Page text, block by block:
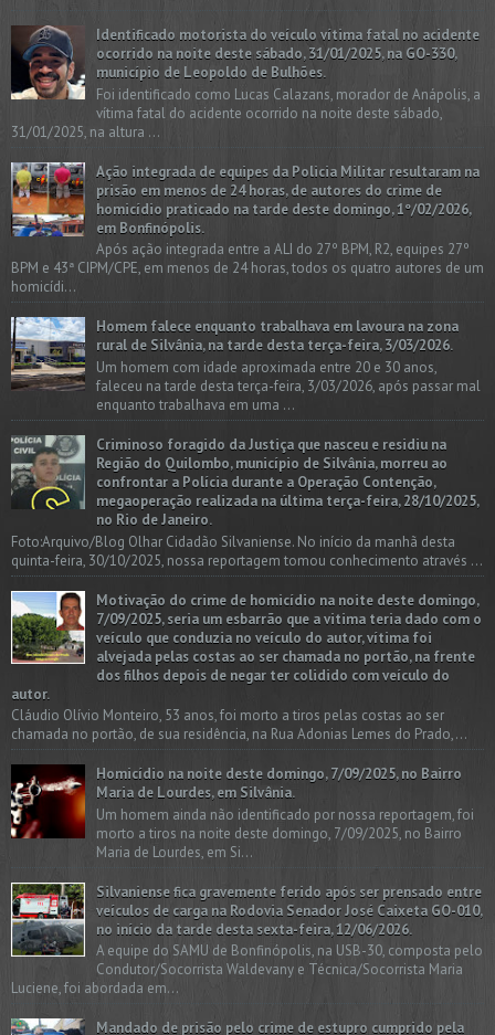
Identificado motorista do veículo vítima fatal no acidente
ocorrido na noite deste sábado, 31/01/2025, na GO-330,
município de Leopoldo de Bulhões.
Foi identificado como Lucas Calazans, morador de Anápolis, a
vítima fatal do acidente ocorrido na noite deste sábado,
31/01/2025, na altura ...
Ação integrada de equipes da Policia Militar resultaram na
prisão em menos de 24 horas, de autores do crime de
homicídio praticado na tarde deste domingo, 1º/02/2026,
em Bonfinópolis.
Após ação integrada entre a ALI do 27º BPM, R2, equipes 27º
BPM e 43ª CIPM/CPE, em menos de 24 horas, todos os quatro autores de um
homicídi...
Homem falece enquanto trabalhava em lavoura na zona
rural de Silvânia, na tarde desta terça-feira, 3/03/2026.
Um homem com idade aproximada entre 20 e 30 anos,
faleceu na tarde desta terça-feira, 3/03/2026, após passar mal
enquanto trabalhava em uma ...
Criminoso foragido da Justiça que nasceu e residiu na
Região do Quilombo, município de Silvânia, morreu ao
confrontar a Polícia durante a Operação Contenção,
megaoperação realizada na última terça-feira, 28/10/2025,
no Rio de Janeiro.
Foto:Arquivo/Blog Olhar Cidadão Silvaniense. No início da manhã desta
quinta-feira, 30/10/2025, nossa reportagem tomou conhecimento através ...
Motivação do crime de homicídio na noite deste domingo,
7/09/2025, seria um esbarrão que a vitima teria dado com o
veículo que conduzia no veículo do autor, vítima foi
alvejada pelas costas ao ser chamada no portão, na frente
dos filhos depois de negar ter colidido com veículo do
autor.
Cláudio Olívio Monteiro, 53 anos, foi morto a tiros pelas costas ao ser
chamada no portão, de sua residência, na Rua Adonias Lemes do Prado,...
Homicídio na noite deste domingo, 7/09/2025, no Bairro
Maria de Lourdes, em Silvânia.
Um homem ainda não identificado por nossa reportagem, foi
morto a tiros na noite deste domingo, 7/09/2025, no Bairro
Maria de Lourdes, em Si...
Silvaniense fica gravemente ferido após ser prensado entre
veículos de carga na Rodovia Senador José Caixeta GO-010,
no início da tarde desta sexta-feira, 12/06/2026.
A equipe do SAMU de Bonfinópolis, na USB-30, composta pelo
Condutor/Socorrista Waldevany e Técnica/Socorrista Maria
Luciene, foi abordada em...
Mandado de prisão pelo crime de estupro cumprido pela